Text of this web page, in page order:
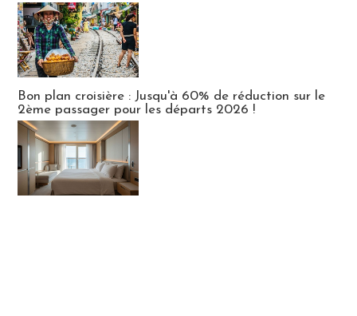
Bon plan croisière : Jusqu'à 60% de réduction sur le
2ème passager pour les départs 2026 !